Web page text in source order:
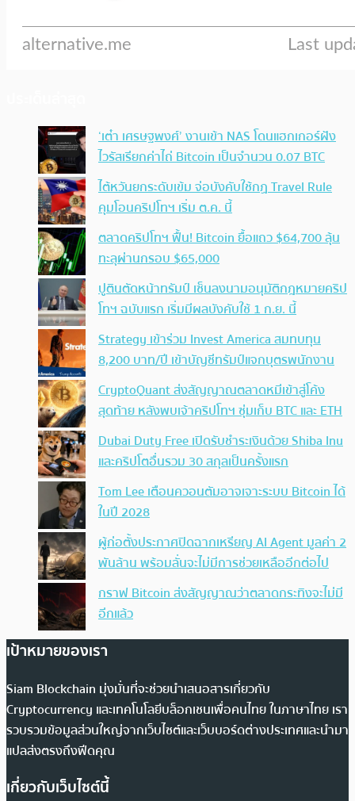
‘เต๋า เศรษฐพงศ์’ งานเข้า NAS โดนแฮกเกอร์ฝัง
ไวรัสเรียกค่าไถ่ Bitcoin เป็นจำนวน 0.07 BTC
ไต้หวันยกระดับเข้ม จ่อบังคับใช้กฏ Travel Rule
คุมโอนคริปโทฯ เริ่ม ต.ค. นี้
ตลาดคริปโทฯ ฟื้น! Bitcoin ยื้อแถว $64,700 ลุ้น
ทะลุผ่านกรอบ $65,000
ปูตินตัดหน้าทรัมป์ เซ็นลงนามอนุมัติกฎหมายคริป
โทฯ ฉบับแรก เริ่มมีผลบังคับใช้ 1 ก.ย. นี้
Strategy เข้าร่วม Invest America สมทบทุน
8,200 บาท/ปี เข้าบัญชีทรัมป์แจกบุตรพนักงาน
CryptoQuant ส่งสัญญาณตลาดหมีเข้าสู่โค้ง
สุดท้าย หลังพบเจ้าคริปโทฯ ซุ่มเก็บ BTC และ ETH
Dubai Duty Free เปิดรับชำระเงินด้วย Shiba Inu
และคริปโตอื่นรวม 30 สกุลเป็นครั้งแรก
Tom Lee เตือนควอนตัมอาจเจาะระบบ Bitcoin ได้
ในปี 2028
ผู้ก่อตั้งประกาศปิดฉากเหรียญ AI Agent มูลค่า 2
พันล้าน พร้อมลั่นจะไม่มีการช่วยเหลืออีกต่อไป
กราฟ Bitcoin ส่งสัญญาณว่าตลาดกระทิงจะไม่มี
อีกแล้ว
เป้าหมายของเรา
Siam Blockchain มุ่งมั่นที่จะช่วยนำเสนอสารเกี่ยวกับ
Cryptocurrency และเทคโนโลยีบล็อกเชนเพื่อคนไทย ในภาษาไทย เรา
รวบรวมข้อมูลส่วนใหญ่จากเว็บไซต์และเว็บบอร์ดต่างประเทศและนำมา
แปลส่งตรงถึงฟีดคุณ
เกี่ยวกับเว็บไซต์นี้